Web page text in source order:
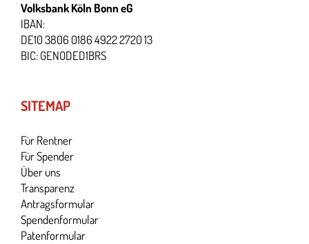
Volksbank Köln Bonn eG
IBAN:
DE10 3806 0186 4922 2720 13
BIC: GENODED1BRS
SITEMAP
Für Rentner
Für Spender
Über uns
Transparenz
Antragsformular
Spendenformular
Patenformular